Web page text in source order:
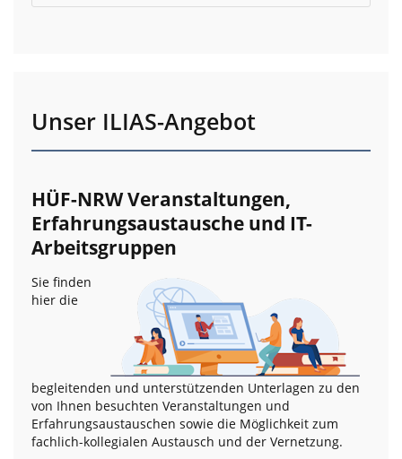
Unser ILIAS-Angebot
HÜF-NRW Veranstaltungen,
Erfahrungsaustausche und IT-
Arbeitsgruppen
Sie finden
hier die
begleitenden und unterstützenden Unterlagen zu den
von Ihnen besuchten Veranstaltungen und
Erfahrungsaustauschen sowie die Möglichkeit zum
fachlich-kollegialen Austausch und der Vernetzung.